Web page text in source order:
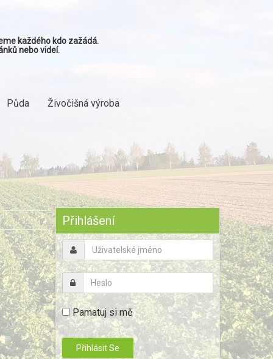
každého kdo zažádá.
nebo videí.
Půda Živočišná výroba
Přihlášení
Pamatuj si mě
rok měsíc
Následující
Následující
měsíc